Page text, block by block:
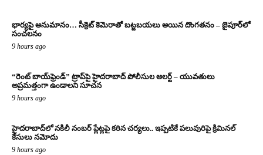
భార్యపై అనుమానం… సీక్రెట్ కెమెరాతో బట్టబయలు అయిన దొంగతనం – జైపూర్‌లో
సంచలనం
9 hours ago
“రెంట్ బాయ్‌ఫ్రెండ్” ట్రాప్‌పై హైదరాబాద్ పోలీసుల అలర్ట్ – యువతులు
అప్రమత్తంగా ఉండాలని సూచన
9 hours ago
హైదరాబాద్‌లో నకిలీ నంబర్ ప్లేట్లపై కఠిన చర్యలు.. ఇప్పటికే పలువురిపై క్రిమినల్
కేసులు నమోదు
9 hours ago